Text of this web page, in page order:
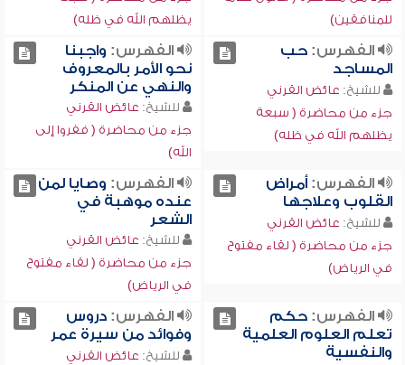
للمنافقين)
يظلهم الله في ظله)
الفهرس:حب
المساجد
للشيخ: عائض القرني
جزء من محاضرة ( سبعة
يظلهم الله في ظله)
الفهرس: واجبنا
نحو الأمر بالمعروف
والنهي عن المنكر
للشيخ: عائض القرني
جزء من محاضرة ( ففروا إلى
الله)
الفهرس:أمراض
القلوب وعلاجها
للشيخ: عائض القرني
جزء من محاضرة ( لقاء مفتوح
في الرياض)
الفهرس: وصايا لمن
عنده موهبة في
الشعر
للشيخ: عائض القرني
جزء من محاضرة ( لقاء مفتوح
في الرياض)
الفهرس:حكم
تعلم العلوم العلمية
والنفسية
الفهرس:دروس
وفوائد من سيرة عمر
للشيخ: عائض القرني